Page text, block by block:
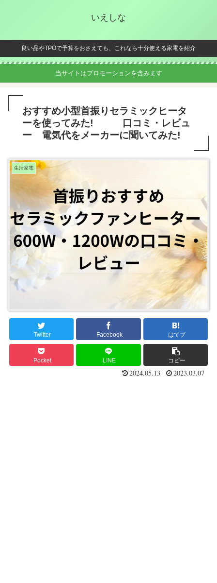
いえしな
良い品やTPOで予算をおさえても、これなら十分使える家電を紹介
当サイトはプロモーションを含みます
おすすめ小型首振りセラミックヒータ
ーを使ってみた! 口コミ・レビュ
ー 電気代をメーカーに聞いてみた!
生活家電
Twitter Facebook はてブ
Pocket LINE コピー
2024.05.13 2023.03.07